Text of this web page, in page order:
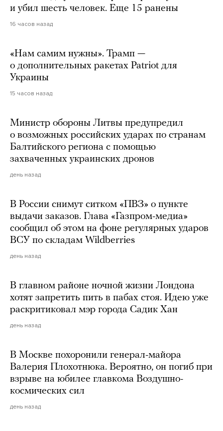
и убил шесть человек. Еще 15 ранены
16 часов назад
«Нам самим нужны». Трамп —
о дополнительных ракетах Patriot для
Украины
15 часов назад
Министр обороны Литвы предупредил
о возможных российских ударах по странам
Балтийского региона с помощью
захваченных украинских дронов
день назад
В России снимут ситком «ПВЗ» о пункте
выдачи заказов. Глава «Газпром-медиа»
сообщил об этом на фоне регулярных ударов
ВСУ по складам Wildberries
день назад
В главном районе ночной жизни Лондона
хотят запретить пить в пабах стоя. Идею уже
раскритиковал мэр города Садик Хан
день назад
В Москве похоронили генерал-майора
Валерия Плохотнюка. Вероятно, он погиб при
взрыве на юбилее главкома Воздушно-
космических сил
день назад